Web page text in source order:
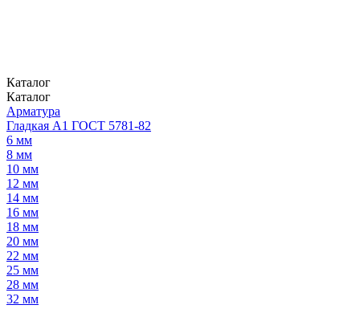
Каталог
Каталог
Арматура
Гладкая А1 ГОСТ 5781-82
6 мм
8 мм
10 мм
12 мм
14 мм
16 мм
18 мм
20 мм
22 мм
25 мм
28 мм
32 мм